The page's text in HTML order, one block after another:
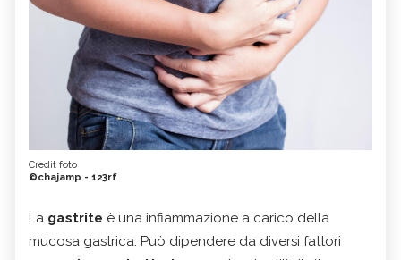
Credit foto
©chajamp - 123rf
La gastrite è una infiammazione a carico della
mucosa gastrica. Può dipendere da diversi fattori